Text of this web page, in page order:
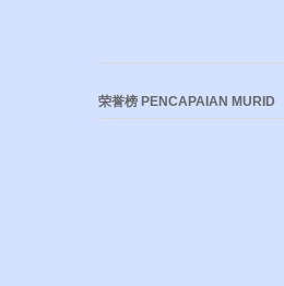
荣誉榜 PENCAPAIAN MURID